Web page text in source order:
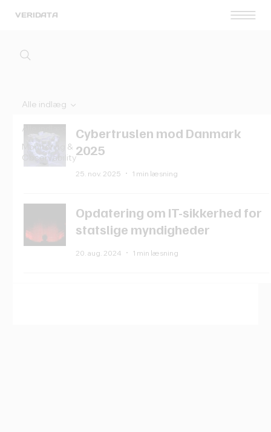
VERIDATA
Alle indlæg
Monitoring &
Observability
Alle indlæg
Cybertruslen mod Danmark
2025
25. nov. 2025 1 min læsning
Opdatering om IT-sikkerhed for
statslige myndigheder
20. aug. 2024 1 min læsning